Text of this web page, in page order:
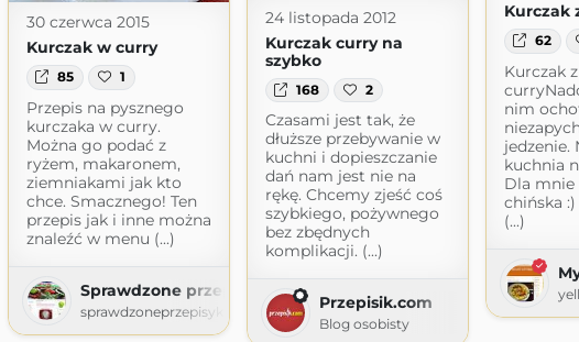
Kurczak
62
Kurczak z
nim
jedzenie.
kuchnia
Dla mnie
chińska
(...)
24 listopada 2012
Kurczak curry na
szybko
168 2
Czasami jest tak, że
dłuższe przebywanie w
kuchni i dopieszczanie
dań nam jest nie na
rękę. Chcemy zjeść coś
szybkiego, pożywnego
bez zbędnych
komplikacji. (...)
Przepisik.com
Blog osobisty
30 czerwca 2015
Kurczak w curry
85 1
Przepis na pysznego
kurczaka w curry.
Można go podać z
ryżem, makaronem,
ziemniakami jak kto
chce. Smacznego! Ten
przepis jak i inne można
znaleźć w menu (...)
Sprawdzone przepisy kulinarne
sprawdzoneprzepisykulinarnee.blogspot.com